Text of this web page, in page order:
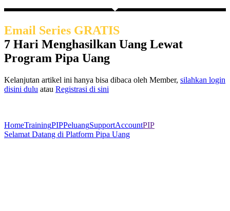
Email Series GRATIS
7 Hari Menghasilkan Uang Lewat
Program Pipa Uang
Kelanjutan artikel ini hanya bisa dibaca oleh Member, silahkan login
disini dulu atau Registrasi di sini
HomeTrainingPIPPeluangSupportAccountPIP
Selamat Datang di Platform Pipa Uang